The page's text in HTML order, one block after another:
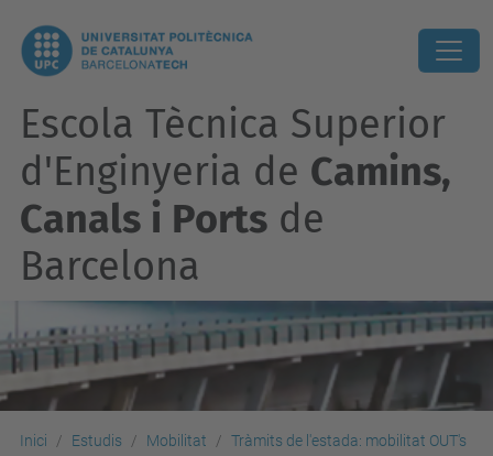
Escola Tècnica Superior
d'Enginyeria de Camins,
Canals i Ports de
Barcelona
Inici Estudis Mobilitat
Tràmits de l'estada: mobilitat OUT's